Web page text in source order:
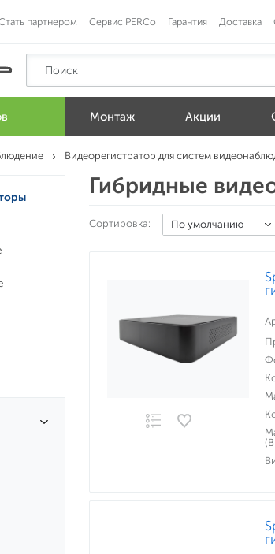
партнером Сервис PERCo Гарантия Доставка
Монтаж Акции
Видеорегистратор для систем
Гибридные
Сортировка: По умолчанию